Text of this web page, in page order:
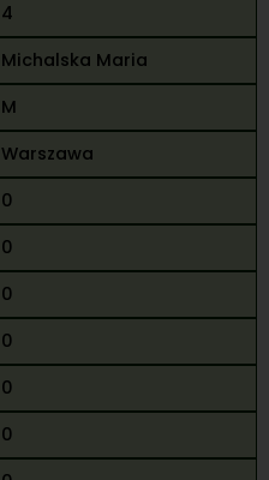
4
Michalska Maria
M
Warszawa
0
0
0
0
0
0